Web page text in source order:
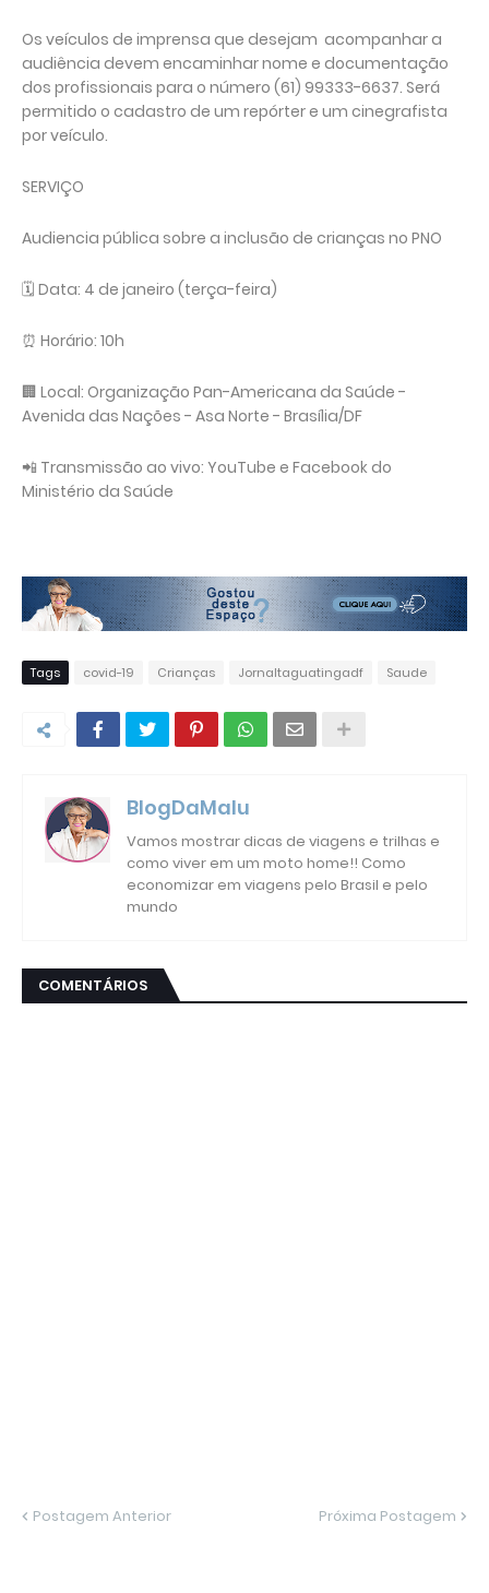
Os veículos de imprensa que desejam acompanhar a
audiência devem encaminhar nome e documentação
dos profissionais para o número (61) 99333-6637. Será
permitido o cadastro de um repórter e um cinegrafista
por veículo.
SERVIÇO
Audiencia pública sobre a inclusão de crianças no PNO
🗓️ Data: 4 de janeiro (terça-feira)
⏰ Horário: 10h
🏢 Local: Organização Pan-Americana da Saúde -
Avenida das Nações - Asa Norte - Brasília/DF
📲 Transmissão ao vivo: YouTube e Facebook do
Ministério da Saúde
Tags covid-19 Crianças Jornaltaguatingadf Saude
BlogDaMalu
Vamos mostrar dicas de viagens e trilhas e
como viver em um moto home!! Como
economizar em viagens pelo Brasil e pelo
mundo
COMENTÁRIOS
Postagem Anterior Próxima Postagem